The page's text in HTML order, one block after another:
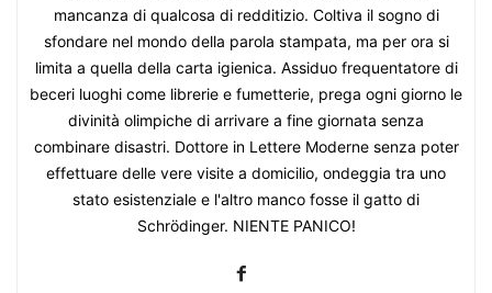
mancanza di qualcosa di redditizio. Coltiva il sogno di
sfondare nel mondo della parola stampata, ma per ora si
limita a quella della carta igienica. Assiduo frequentatore di
beceri luoghi come librerie e fumetterie, prega ogni giorno le
divinità olimpiche di arrivare a fine giornata senza
combinare disastri. Dottore in Lettere Moderne senza poter
effettuare delle vere visite a domicilio, ondeggia tra uno
stato esistenziale e l'altro manco fosse il gatto di
Schrödinger. NIENTE PANICO!